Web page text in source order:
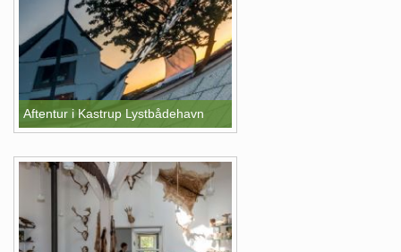
Aftentur i Kastrup Lystbådehavn